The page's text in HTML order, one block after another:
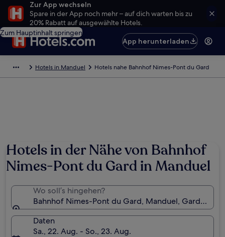
Zur App wechseln
Spare in der App noch mehr – auf dich warten bis zu
20% Rabatt auf ausgewählte Hotels.
Zum Hauptinhalt springen
App herunterladen
Hotels in Manduel Hotels nahe Bahnhof Nimes-Pont du Gard
Hotels in der Nähe von Bahnhof
Nimes-Pont du Gard in Manduel
Wo soll’s hingehen?
Bahnhof Nimes-Pont du Gard, Manduel, Gard,
Daten
Sa., 22. Aug. - So., 23. Aug.